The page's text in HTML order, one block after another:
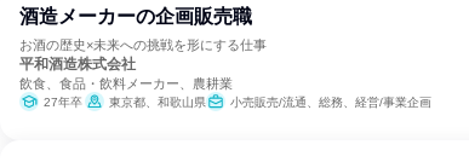
酒造メーカーの企画販売職
お酒の歴史×未来への挑戦を形にする仕事
平和酒造株式会社
飲食、食品・飲料メーカー、農耕業
27年卒 東京都、和歌山県 小売販売/流通、総務、経営/事業企画